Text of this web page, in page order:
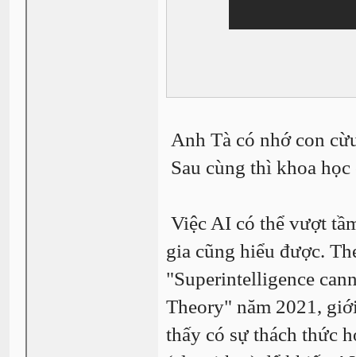
Anh Tà có nhớ con
Sau cùng thì khoa
Việc AI có thể vượt
gia cũng hiểu được.
"Superintelligence
Theory" năm 2021,
thấy có sự thách thức